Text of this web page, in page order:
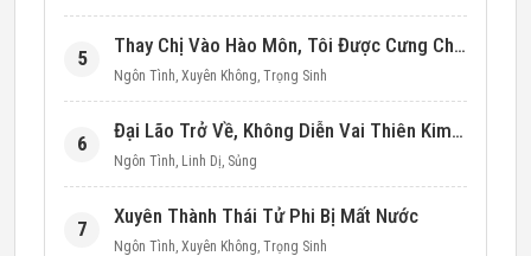
5
Thay Chị Vào Hào Môn, Tôi Được Cưng Chiều Hết Mực (Thập Niên 90)
Ngôn Tình, Xuyên Không, Trọng Sinh
6
Đại Lão Trở Về, Không Diễn Vai Thiên Kim Giả Nữa
Ngôn Tình, Linh Dị, Sủng
7
Xuyên Thành Thái Tử Phi Bị Mất Nước
Ngôn Tình, Xuyên Không, Trọng Sinh